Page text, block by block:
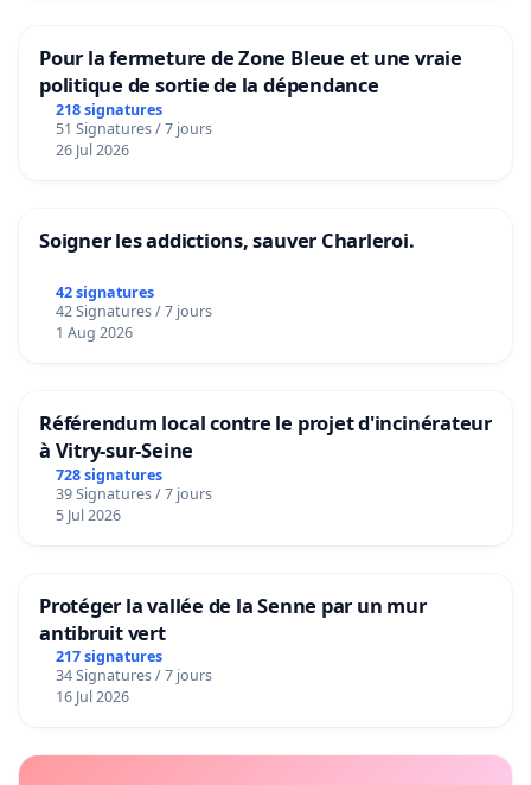
Pour la fermeture de Zone Bleue et une vraie
politique de sortie de la dépendance
218 signatures
51 Signatures / 7 jours
26 Jul 2026
Soigner les addictions, sauver Charleroi.
42 signatures
42 Signatures / 7 jours
1 Aug 2026
Référendum local contre le projet d'incinérateur
à Vitry-sur-Seine
728 signatures
39 Signatures / 7 jours
5 Jul 2026
Protéger la vallée de la Senne par un mur
antibruit vert
217 signatures
34 Signatures / 7 jours
16 Jul 2026